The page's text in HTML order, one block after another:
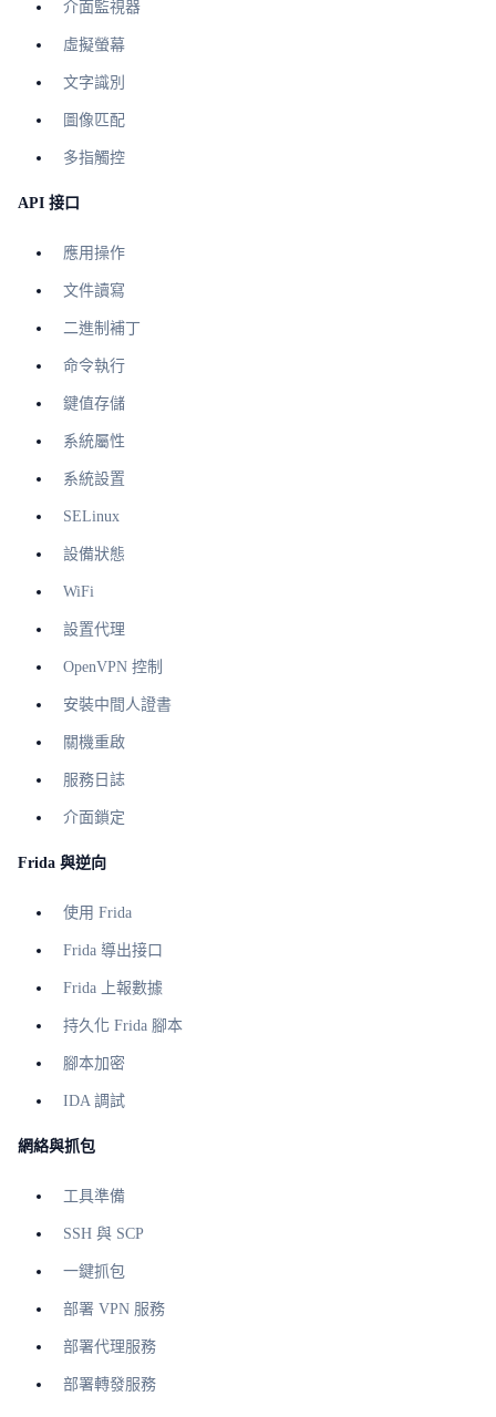
介面監視器
虛擬螢幕
文字識別
圖像匹配
多指觸控
API 接口
應用操作
文件讀寫
二進制補丁
命令執行
鍵值存儲
系統屬性
系統設置
SELinux
設備狀態
WiFi
設置代理
OpenVPN 控制
安裝中間人證書
關機重啟
服務日誌
介面鎖定
Frida 與逆向
使用 Frida
Frida 導出接口
Frida 上報數據
持久化 Frida 腳本
腳本加密
IDA 調試
網絡與抓包
工具準備
SSH 與 SCP
一鍵抓包
部署 VPN 服務
部署代理服務
部署轉發服務